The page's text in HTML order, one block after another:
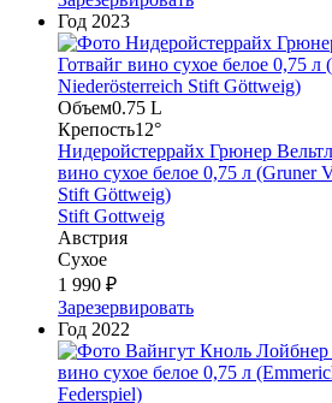
Год 2023
Объем0.75 L
Крепость12°
Нидеройстеррайх Грюнер
вино сухое белое 0,75 л (Gruner
Stift Göttweig)
Stift Gottweig
Австрия
Сухое
1 990 ₽
Зарезервировать
Год 2022